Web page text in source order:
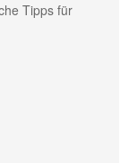
Tipps für